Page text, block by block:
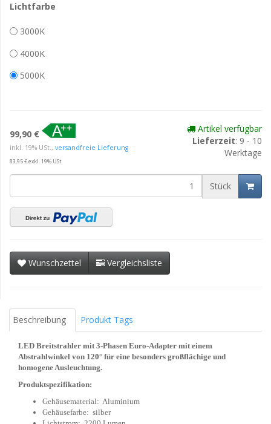
Lichtfarbe
3000K
4000K
5000K
99,90 €
inkl. 19% USt., versandfreie Lieferung
83,95 € exkl. 19% USt
Artikel verfügbar
Lieferzeit: 9 - 10
Werktage
Stück
Wunschzettel Vergleichsliste
Beschreibung Produkt Tags
LED Breitstrahler mit 3-Phasen Euro-Adapter mit einem
Abstrahlwinkel von 120° für eine besonders großflächige und
homogene Ausleuchtung.
Produktspezifikation:
Gehäusematerial: Aluminium
Gehäusefarbe: silber